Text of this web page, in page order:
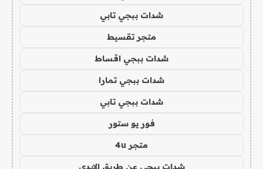
شدات ببجي تابي
متجر تقسيط
شدات ببجي اقساط
شدات ببجي تمارا
شدات ببجي تابي
فور يو ستور
متجر 4u
شدات ببجي عن طريق الايدي